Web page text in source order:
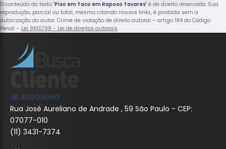
O conteúdo do texto "Piso em Taco em Raposo Tavares" é de direito reservado. Sua
reprodução, parcial ou total, mesmo citando nossos links, é proibida sem a
autorização do autor. Crime de violação de direito autoral – artigo 184 do Código
Penal – Lei 9610/98 - Lei de direitos autorais.
JR ASSOALHO
Rua José Aureliano de Andrade , 59 São Paulo - CEP:
07077-010
(11) 3431-7374